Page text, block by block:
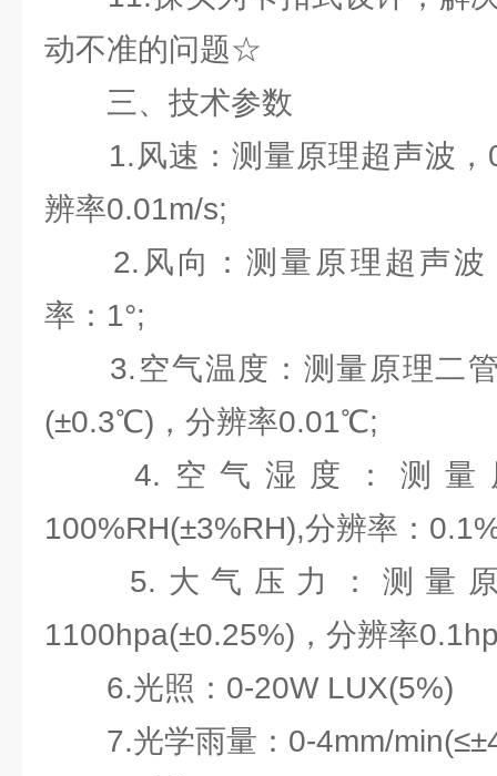
动不准的问题☆
三、技术参数
1.风速：测量原理超声波，0
辨率0.01m/s;
2.风向：测量原理超声波
率：1°;
3.空气温度：测量原理二
(±0.3℃)，分辨率0.01℃;
4.空气湿度：测量
100%RH(±3%RH),分辨率：
5.大气压力：测量原
1100hpa(±0.25%)，分辨率
6.光照：0-20W LUX(5%)
7.光学雨量：0-4mm/